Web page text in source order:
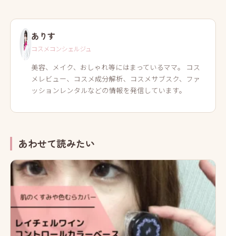
ありす
コスメコンシェルジュ
美容、メイク、おしゃれ等にはまっているママ。 コス
メレビュー、コスメ成分解析、コスメサブスク、ファ
ッションレンタルなどの情報を発信しています。
あわせて読みたい